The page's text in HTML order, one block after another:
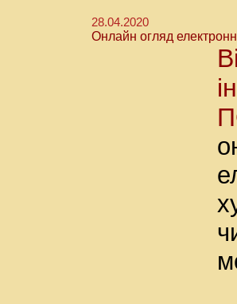
28.04.2020
Онлайн огляд